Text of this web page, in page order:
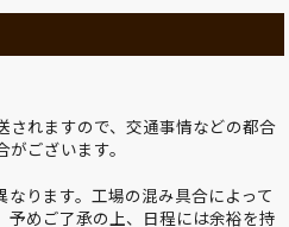
されますので、交通事情などの都合
ございます。
ります。工場の混み具合によって
予めご了承の上、日程には余裕を持